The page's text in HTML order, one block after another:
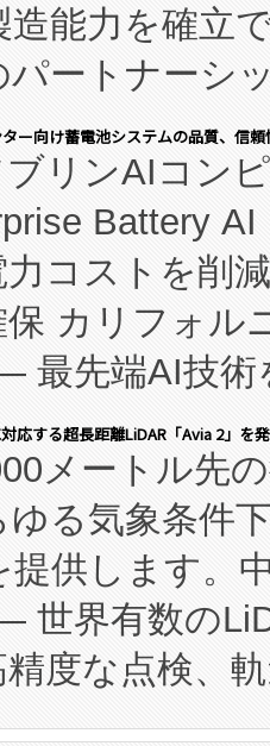
造能力を確立
パートナーシ
社の実績ある
(FCCM™) プ
オ医薬品製造
ッチ施設の
イチェーン
が高く、持
用した現地生
用負担を大
幅に拡大する
Continuous
施設設計・
転および知的
グカリキュ
ー向け蓄電池システムの品質、信
リンAIコン
Battery
コストを削
カリフォル
最先端AI技術
ンド：本社
）と、エンタ
は、日本にあ
蔵システム（
のAI搭載プラ
運用に至る
確保する事
応する超長距離LiDAR「Avia 2」を
メートル先
ゆる気象条件
供します。
世界有数の
度な点検、
るバルク材